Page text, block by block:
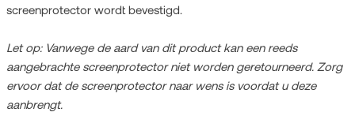
screenprotector wordt bevestigd.
Let op: Vanwege de aard van dit product kan een reeds
aangebrachte screenprotector niet worden geretourneerd. Zorg
ervoor dat de screenprotector naar wens is voordat u deze
aanbrengt.